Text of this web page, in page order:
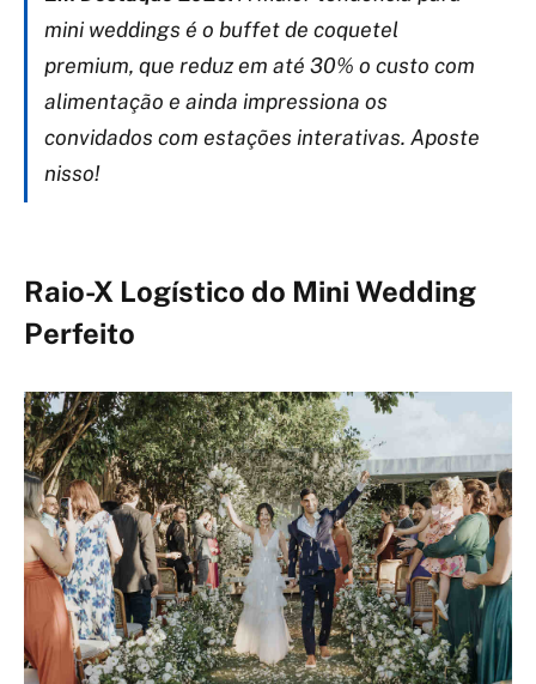
mini weddings é o buffet de coquetel
premium, que reduz em até 30% o custo com
alimentação e ainda impressiona os
convidados com estações interativas. Aposte
nisso!
Raio-X Logístico do Mini Wedding
Perfeito